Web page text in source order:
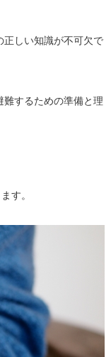
正しい知識が不可欠で
するための準備と理
す。